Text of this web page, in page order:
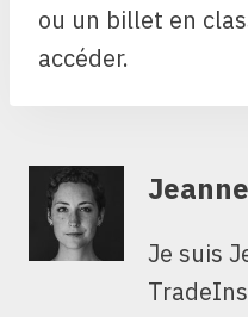
ou un billet en
accéder.
Jeanne
Je suis